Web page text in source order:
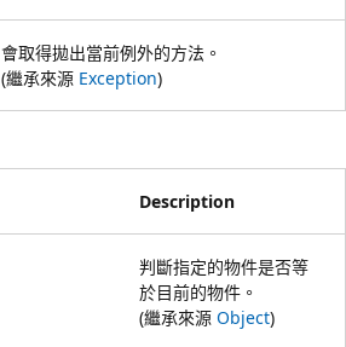
會取得拋出當前例外的方法。
(繼承來源 Exception)
Description
判斷指定的物件是否等
於目前的物件。
(繼承來源 Object)